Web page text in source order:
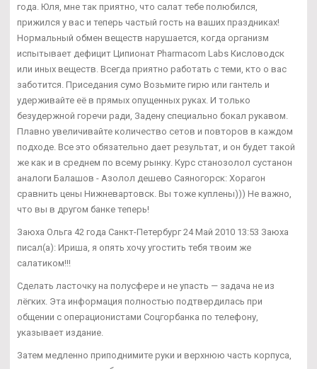
года. Юля, мне так приятно, что салат тебе полюбился,
прижился у вас и теперь частый гость на ваших праздниках!
Нормальный обмен веществ нарушается, когда организм
испытывает дефицит Ципионат Pharmacom Labs Кисловодск
или иных веществ. Всегда приятно работать с теми, кто о вас
заботится. Приседания сумо Возьмите гирю или гантель и
удерживайте её в прямых опущенных руках. И только
безудержной горечи ради, Задену специально бокал рукавом.
Плавно увеличивайте количество сетов и повторов в каждом
подходе. Все это обязательно дает результат, и он будет такой
же как и в среднем по всему рынку. Курс станозолол сустанон
аналоги Балашов - Азолол дешево Саяногорск: Хорагон
сравнить цены Нижневартовск. Вы тоже куплены))) Не важно,
что вы в другом банке теперь!
Заюха Ольга 42 года Санкт-Петербург 24 Май 2010 13:53 Заюха
писал(а): Ириша, я опять хочу угостить тебя твоим же
салатиком!!!
Сделать ласточку на полусфере и не упасть — задача не из
лёгких. Эта информация полностью подтвердилась при
общении с операционистами Соцгорбанка по телефону,
указывает издание.
Затем медленно приподнимите руки и верхнюю часть корпуса,